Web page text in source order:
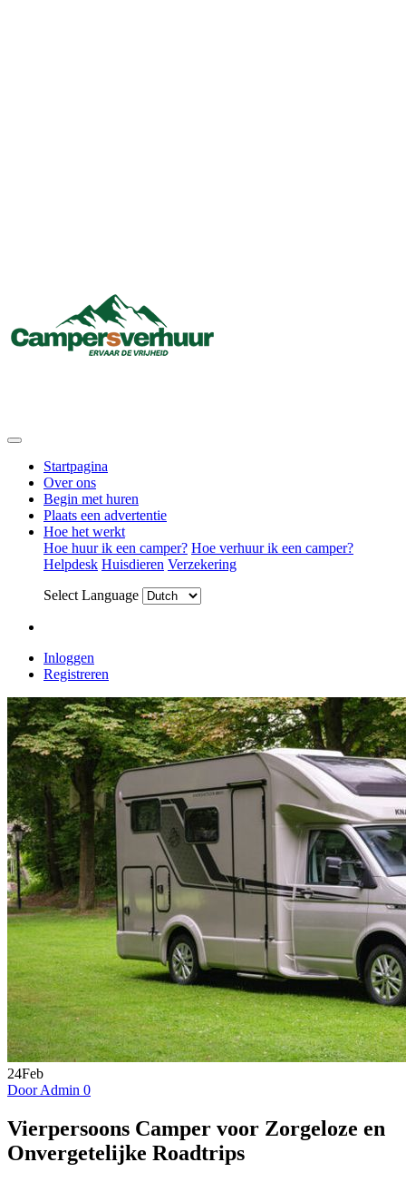
Startpagina
Over ons
Begin met huren
Plaats een advertentie
Hoe het werkt
Hoe huur ik een camper? Hoe verhuur ik een camper?
Helpdesk Huisdieren Verzekering
Select Language
Inloggen
Registreren
24Feb
Door Admin 0
Vierpersoons Camper voor Zorgeloze en
Onvergetelijke Roadtrips